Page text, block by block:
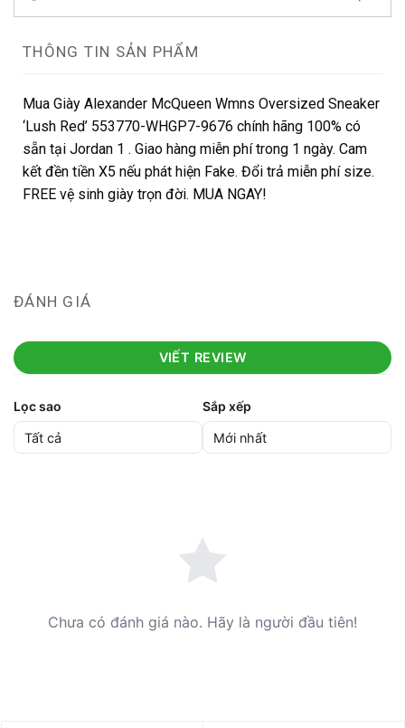
THÔNG TIN SẢN PHẨM
Mua Giày Alexander McQueen Wmns Oversized Sneaker
‘Lush Red’ 553770-WHGP7-9676 chính hãng 100% có
sẵn tại Jordan 1 . Giao hàng miễn phí trong 1 ngày. Cam
kết đền tiền X5 nếu phát hiện Fake. Đổi trả miễn phí size.
FREE vệ sinh giày trọn đời. MUA NGAY!
ĐÁNH GIÁ
VIẾT REVIEW
Lọc sao Sắp xếp
Chưa có đánh giá nào. Hãy là người đầu tiên!